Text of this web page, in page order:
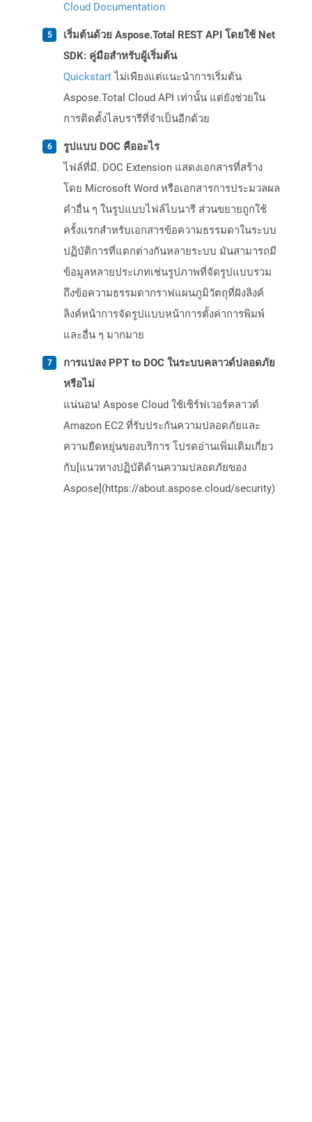
Cloud Documentation
เริ่มต้นด้วย Aspose.Total REST API โดยใช้ Net
SDK: คู่มือสำหรับผู้เริ่มต้น
Quickstartไม่เพียงแต่แนะนำการเริ่มต้น
Aspose.Total Cloud API เท่านั้น แต่ยังช่วยใน
การติดตั้งไลบรารีที่จำเป็นอีกด้วย
รูปแบบ DOC คืออะไร
ไฟล์ที่มี. DOC Extension แสดงเอกสารที่สร้าง
โดย Microsoft Word หรือเอกสารการประมวลผล
คำอื่น ๆ ในรูปแบบไฟล์ไบนารี ส่วนขยายถูกใช้
ครั้งแรกสำหรับเอกสารข้อความธรรมดาในระบบ
ปฏิบัติการที่แตกต่างกันหลายระบบ มันสามารถมี
ข้อมูลหลายประเภทเช่นรูปภาพที่จัดรูปแบบรวม
ถึงข้อความธรรมดากราฟแผนภูมิวัตถุที่ฝังลิงค์
ลิงค์หน้าการจัดรูปแบบหน้าการตั้งค่าการพิมพ์
และอื่น ๆ มากมาย
การแปลง PPT to DOC ในระบบคลาวด์ปลอดภัย
หรือไม่
แน่นอน! Aspose Cloud ใช้เซิร์ฟเวอร์คลาวด์
Amazon EC2 ที่รับประกันความปลอดภัยและ
ความยืดหยุ่นของบริการ โปรดอ่านเพิ่มเติมเกี่ยว
กับ[แนวทางปฏิบัติด้านความปลอดภัยของ
Aspose](https://about.aspose.cloud/security)